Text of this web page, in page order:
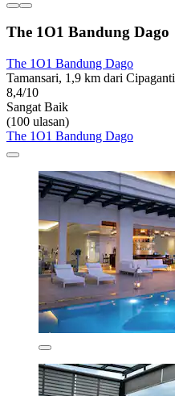
The 1O1 Bandung Dago
The 1O1 Bandung Dago
Tamansari, 1,9 km dari Cipaganti
8,4/10
Sangat Baik
(100 ulasan)
The 1O1 Bandung Dago